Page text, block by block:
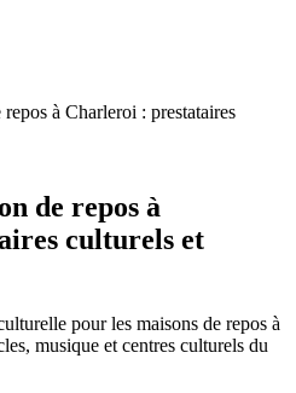
à Charleroi : prestataires
de repos à
culturels et
pour les maisons de repos à
musique et centres culturels du